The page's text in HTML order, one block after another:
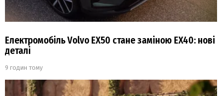
Електромобіль Volvo EX50 стане заміною EX40: нові
деталі
9 годин тому